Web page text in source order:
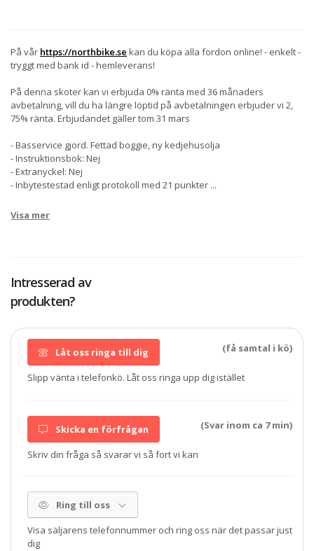
På vår https://northbike.se kan du köpa alla fordon online! - enkelt -
tryggt med bank id - hemleverans!
På denna skoter kan vi erbjuda 0% ränta med 36 månaders
avbetalning, vill du ha längre löptid på avbetalningen erbjuder vi 2,
75% ränta. Erbjudandet gäller tom 31 mars
- Basservice gjord. Fettad boggie, ny kedjehusolja
- Instruktionsbok: Nej
- Extranyckel: Nej
- Inbytestestad enligt protokoll med 21 punkter ...
Visa mer
Intresserad av
produkten?
Låt oss ringa till dig (få samtal i kö)
Slipp vänta i telefonkö. Låt oss ringa upp dig istället
Skicka en förfrågan (Svar inom ca 7 min)
Skriv din fråga så svarar vi så fort vi kan
Ring till oss
Visa säljarens telefonnummer och ring oss när det passar just
dig